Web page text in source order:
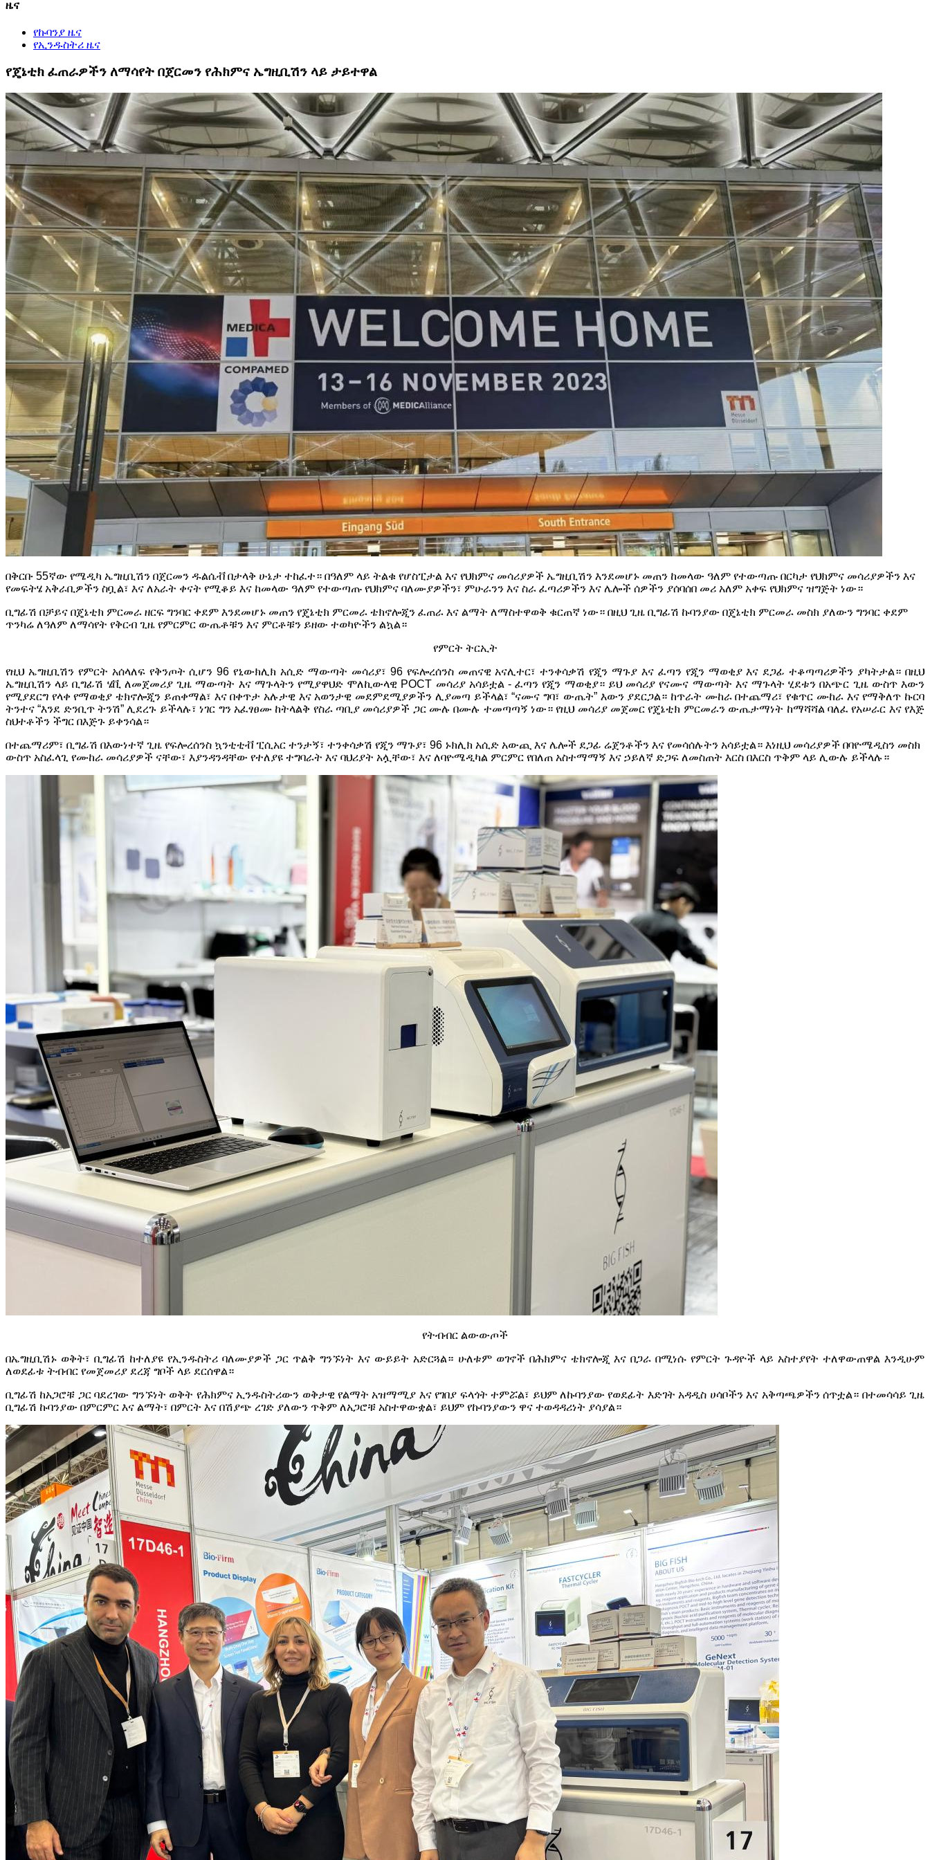
ዜና
የኩባንያ ዜና
የኢንዱስትሪ ዜና
የጄኔቲክ ፈጠራዎችን ለማሳየት በጀርመን የሕክምና ኤግዚቢሽን ላይ ታይተዋል
በቅርቡ 55ኛው የሜዲካ ኤግዚቢሽን በጀርመን ዱልሴቭ በታላቅ ሁኔታ ተከፈተ። በዓለም ላይ ትልቁ የሆስፒታል እና የህክምና መሳሪያዎች ኤግዚቢሽን እንደመሆኑ መጠን ከመላው ዓለም የተውጣጡ በርካታ የህክምና መሳሪያዎችን እና
የመፍትሄ አቅራቢዎችን ስቧል፣ እና ለአራት ቀናት የሚቆይ እና ከመላው ዓለም የተውጣጡ የህክምና ባለሙያዎችን፣ ምሁራንን እና ስራ ፈጣሪዎችን እና ሌሎች ሰዎችን ያሰባሰበ መሪ አለም አቀፍ የህክምና ዝግጅት ነው።
ቢግፊሽ በቻይና በጄኔቲክ ምርመራ ዘርፍ ግንባር ቀደም እንደመሆኑ መጠን የጄኔቲክ ምርመራ ቴክኖሎጂን ፈጠራ እና ልማት ለማስተዋወቅ ቁርጠኛ ነው። በዚህ ጊዜ ቢግፊሽ ኩባንያው በጄኔቲክ ምርመራ መስክ ያለውን ግንባር ቀደም
ጥንካሬ ለዓለም ለማሳየት የቅርብ ጊዜ የምርምር ውጤቶቹን እና ምርቶቹን ይዘው ተወካዮችን ልኳል።
የምርት ትርኢት
የዚህ ኤግዚቢሽን የምርት አሰላለፍ የቅንጦት ሲሆን 96 የኒውክሊክ አሲድ ማውጣት መሳሪያ፣ 96 የፍሎረሰንስ መጠናዊ አናሊተር፣ ተንቀሳቃሽ የጂን ማጉያ እና ፈጣን የጂን ማወቂያ እና ደጋፊ ተቆጣጣሪዎችን ያካትታል። በዚህ
ኤግዚቢሽን ላይ ቢግፊሽ ሄቪ ለመጀመሪያ ጊዜ ማውጣት እና ማጉላትን የሚያዋህድ ሞለኪውላዊ POCT መሳሪያ አሳይቷል - ፈጣን የጂን ማወቂያ። ይህ መሳሪያ የናሙና ማውጣት እና ማጉላት ሂደቱን በአጭር ጊዜ ውስጥ እውን
የሚያደርግ የላቀ የማወቂያ ቴክኖሎጂን ይጠቀማል፣ እና በቀጥታ አሉታዊ እና አወንታዊ መደምደሚያዎችን ሊያመጣ ይችላል፣ “ናሙና ግባ፣ ውጤት” እውን ያደርጋል። ከጥራት ሙከራ በተጨማሪ፣ የቁጥር ሙከራ እና የማቅለጥ ኩርባ
ትንተና “እንደ ድንቢጥ ትንሽ” ሊደረጉ ይችላሉ፣ ነገር ግን አፈፃፀሙ ከትላልቅ የስራ ጣቢያ መሳሪያዎች ጋር ሙሉ በሙሉ ተመጣጣኝ ነው። የዚህ መሳሪያ መጀመር የጄኔቲክ ምርመራን ውጤታማነት ከማሻሻል ባለፈ የአሠራር እና የእጅ
ስህተቶችን ችግር በእጅጉ ይቀንሳል።
በተጨማሪም፣ ቢግፊሽ በእውነተኛ ጊዜ የፍሎረሰንስ ኳንቲቲቭ ፒሲአር ተንታኝ፣ ተንቀሳቃሽ የጂን ማጉያ፣ 96 ኑክሊክ አሲድ አውጪ እና ሌሎች ደጋፊ ሬጀንቶችን እና የመሳሰሉትን አሳይቷል። እነዚህ መሳሪያዎች በባዮሜዲስን መስክ
ውስጥ አስፈላጊ የሙከራ መሳሪያዎች ናቸው፣ እያንዳንዳቸው የተለያዩ ተግባራት እና ባህሪያት አሏቸው፣ እና ለባዮሜዲካል ምርምር የበለጠ አስተማማኝ እና ኃይለኛ ድጋፍ ለመስጠት እርስ በእርስ ጥቅም ላይ ሊውሉ ይችላሉ።
የትብብር ልውውጦች
በኤግዚቢሽኑ ወቅት፣ ቢግፊሽ ከተለያዩ የኢንዱስትሪ ባለሙያዎች ጋር ጥልቅ ግንኙነት እና ውይይት አድርጓል። ሁለቱም ወገኖች በሕክምና ቴክኖሎጂ እና በጋራ በሚነሱ የምርት ጉዳዮች ላይ አስተያየት ተለዋውጠዋል እንዲሁም
ለወደፊቱ ትብብር የመጀመሪያ ደረጃ ግቦች ላይ ደርሰዋል።
ቢግፊሽ ከአጋሮቹ ጋር ባደረገው ግንኙነት ወቅት የሕክምና ኢንዱስትሪውን ወቅታዊ የልማት አዝማሚያ እና የገበያ ፍላጎት ተምሯል፣ ይህም ለኩባንያው የወደፊት እድገት አዳዲስ ሀሳቦችን እና አቅጣጫዎችን ሰጥቷል። በተመሳሳይ ጊዜ
ቢግፊሽ ኩባንያው በምርምር እና ልማት፣ በምርት እና በሽያጭ ረገድ ያለውን ጥቅም ለአጋሮቹ አስተዋውቋል፣ ይህም የኩባንያውን ዋና ተወዳዳሪነት ያሳያል።